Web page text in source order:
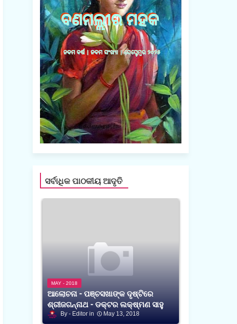
ସର୍ବାଧିକ ପାଠକୀୟ ଆଦୃତି
MAY - 2018
ଆଲୋଚନା - ପଞ୍ଚସଖାଙ୍କ ଦୃଷ୍ଟିରେ
ଶ୍ରୀଜଗନ୍ନାଥ - ଡକ୍ଟର ଲକ୍ଷ୍ମଣ ସାହୁ
Editor May 13, 2018